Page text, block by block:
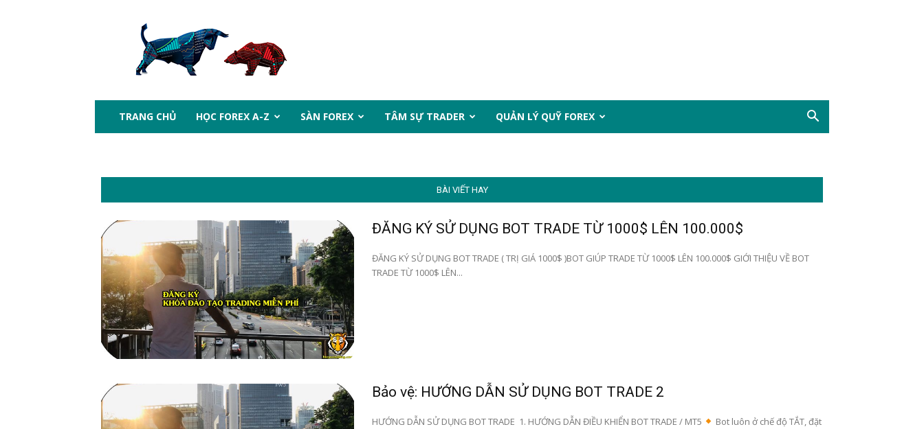
btcprotrading.com
TRANG CHỦ HỌC FOREX A-Z SÀN FOREX TÂM SỰ TRADER QUẢN LÝ QUỸ FOREX
BÀI VIẾT HAY
ĐĂNG KÝ SỬ DỤNG BOT TRADE TỪ 1000$ LÊN 100.000$
ĐĂNG KÝ SỬ DỤNG BOT TRADE ( TRỊ GIÁ 1000$ )BOT GIÚP TRADE TỪ 1000$ LÊN 100.000$ GIỚI THIỆU VỀ BOT
TRADE TỪ 1000$ LÊN...
Bảo vệ: HƯỚNG DẪN SỬ DỤNG BOT TRADE 2
HƯỚNG DẪN SỬ DỤNG BOT TRADE 1. HƯỚNG DẪN ĐIỀU KHIỂN BOT TRADE / MT5
Bot luôn ở chế độ TẮT, đặt